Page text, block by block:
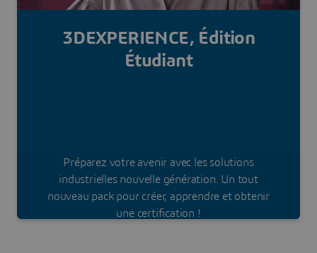
3DEXPERIENCE, Édition
Étudiant
Préparez votre avenir avec les solutions
industrielles nouvelle génération. Un tout
nouveau pack pour créer, apprendre et obtenir
une certification !